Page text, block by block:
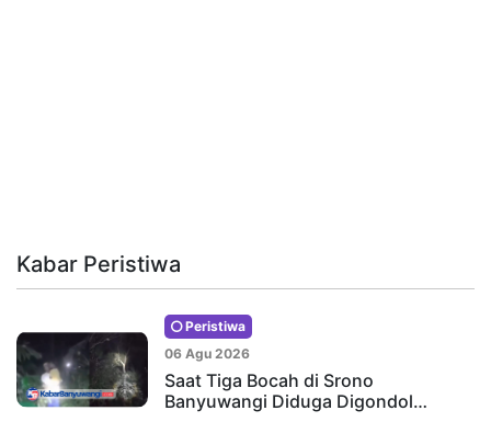
Kabar Peristiwa
Peristiwa
06 Agu 2026
Saat Tiga Bocah di Srono
Banyuwangi Diduga Digondol…